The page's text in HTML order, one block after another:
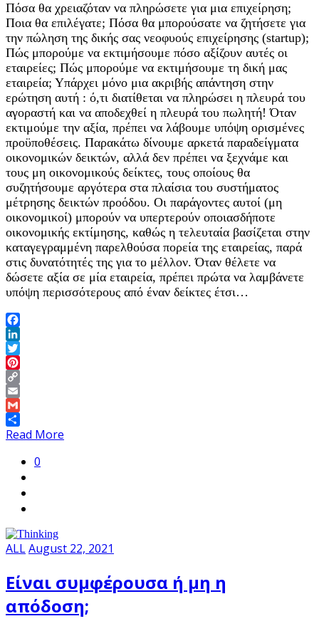
Πόσα θα χρειαζόταν να πληρώσετε για μια επιχείρηση;
Ποια θα επιλέγατε; Πόσα θα μπορούσατε να ζητήσετε για
την πώληση της δικής σας νεοφυούς επιχείρησης (startup);
Πώς μπορούμε να εκτιμήσουμε πόσο αξίζουν αυτές οι
εταιρείες; Πώς μπορούμε να εκτιμήσουμε τη δική μας
εταιρεία; Υπάρχει μόνο μια ακριβής απάντηση στην
ερώτηση αυτή : ό,τι διατίθεται να πληρώσει η πλευρά του
αγοραστή και να αποδεχθεί η πλευρά του πωλητή! Όταν
εκτιμούμε την αξία, πρέπει να λάβουμε υπόψη ορισμένες
προϋποθέσεις. Παρακάτω δίνουμε αρκετά παραδείγματα
οικονομικών δεικτών, αλλά δεν πρέπει να ξεχνάμε και
τους μη οικονομικούς δείκτες, τους οποίους θα
συζητήσουμε αργότερα στα πλαίσια του συστήματος
μέτρησης δεικτών προόδου. Οι παράγοντες αυτοί (μη
οικονομικοί) μπορούν να υπερτερούν οποιασδήποτε
οικονομικής εκτίμησης, καθώς η τελευταία βασίζεται στην
καταγεγραμμένη παρελθούσα πορεία της εταιρείας, παρά
στις δυνατότητές της για το μέλλον. Όταν θέλετε να
δώσετε αξία σε μία εταιρεία, πρέπει πρώτα να λαμβάνετε
υπόψη περισσότερους από έναν δείκτες έτσι…
Facebook
LinkedIn
Twitter
Pinterest
Copy
Link
Email
Gmail
Share
Read More
0
ALLAugust 22, 2021
Είναι συμφέρουσα ή μη η
απόδοση;